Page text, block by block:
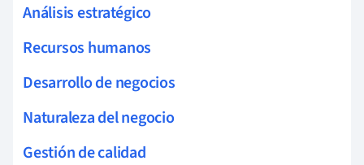
Análisis estratégico
Recursos humanos
Desarrollo de negocios
Naturaleza del negocio
Gestión de calidad